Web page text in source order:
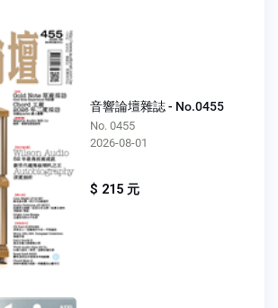
音響論壇雜誌 - No.0455
No. 0455
2026-08-01
$ 215 元